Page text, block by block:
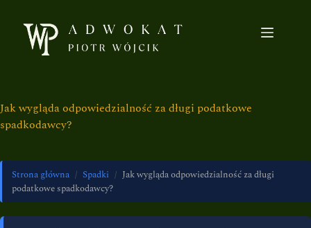
Jak wygląda odpowiedzialność za długi podatkowe
spadkodawcy?
Strona główna / Spadki / Jak wygląda odpowiedzialność za długi
podatkowe spadkodawcy?